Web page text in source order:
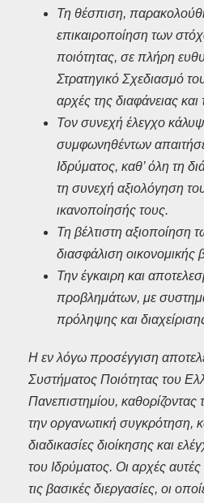
Τη θέσπιση,
επικαιροποίηση των
ποιότητας, σε πλήρη
Στρατηγικό Σχεδιασμό
αρχές της διαφάνειας
Τον συνεχή έλεγχο
συμφωνηθέντων
Ιδρύματος, καθ’ όλη τη
τη συνεχή αξιολόγηση
ικανοποίησής τους.
Τη βέλτιστη αξιοποίηση
διασφάλιση οικονομικής
Την έγκαιρη και
προβλημάτων, με
πρόληψης και
Η εν λόγω προσέγγιση
Συστήματος Ποιότητας του
Πανεπιστημίου, καθορίζοντας
την οργανωτική συγκρότηση,
διαδικασίες διοίκησης και
του Ιδρύματος. Οι αρχές αυτές
τις βασικές διεργασίες, οι